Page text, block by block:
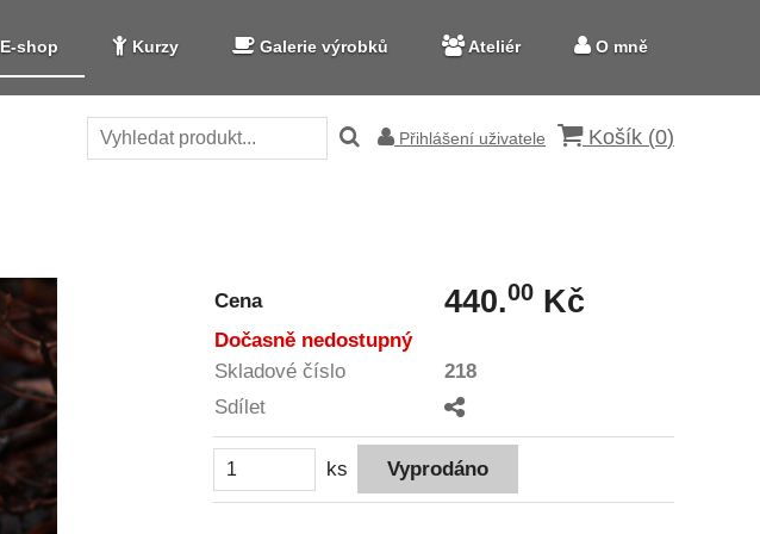
E-shop Kurzy Galerie výrobků Ateliér O mně
Přihlášení uživatele Košík (0)
Cena 440.00 Kč
Dočasně nedostupný
Skladové číslo
218
Sdílet
ks